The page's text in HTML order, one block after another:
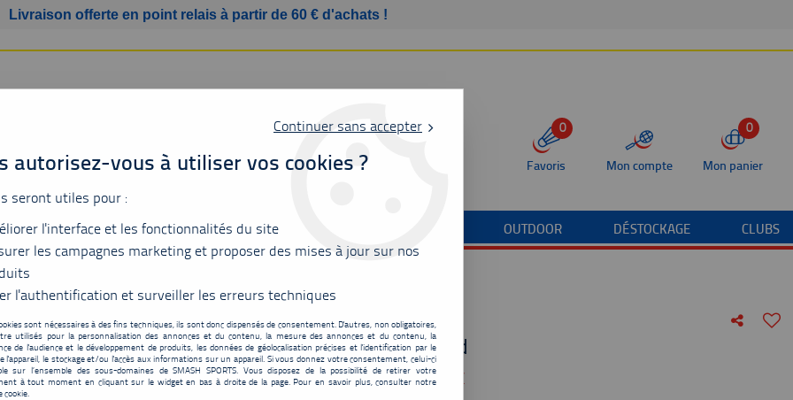
Livraison offerte en point relais à partir de 60 € d'achats !
0
Favoris Mon compte
0
Mon panier
BAGAGERIE ACCESSOIRES OUTDOOR DÉSTOCKAGE CLUBS
Sac Yonex 42529ex rubby red
88,00€TTCau lieu de110,00
€
Continuer sans accepter
autorisez-vous à utiliser vos cookies ?
seront utiles pour :
l'interface et les fonctionnalités du site
les campagnes marketing et proposer des mises à jour sur nos
l'authentification et surveiller les erreurs techniques
sont nécessaires à des fins techniques, ils sont donc dispensés de consentement. D'autres, non obligatoires,
utilisés pour la personnalisation des annonces et du contenu, la mesure des annonces et du contenu, la
de l'audience et le développement de produits, les données de géolocalisation précises et l'identification par le
l'appareil, le stockage et/ou l'accès aux informations sur un appareil. Si vous donnez votre consentement, celui-ci
sur l’ensemble des sous-domaines de SMASH SPORTS. Vous disposez de la possibilité de retirer votre
à tout moment en cliquant sur le widget en bas à droite de la page. Pour en savoir plus, consulter notre
cookie.